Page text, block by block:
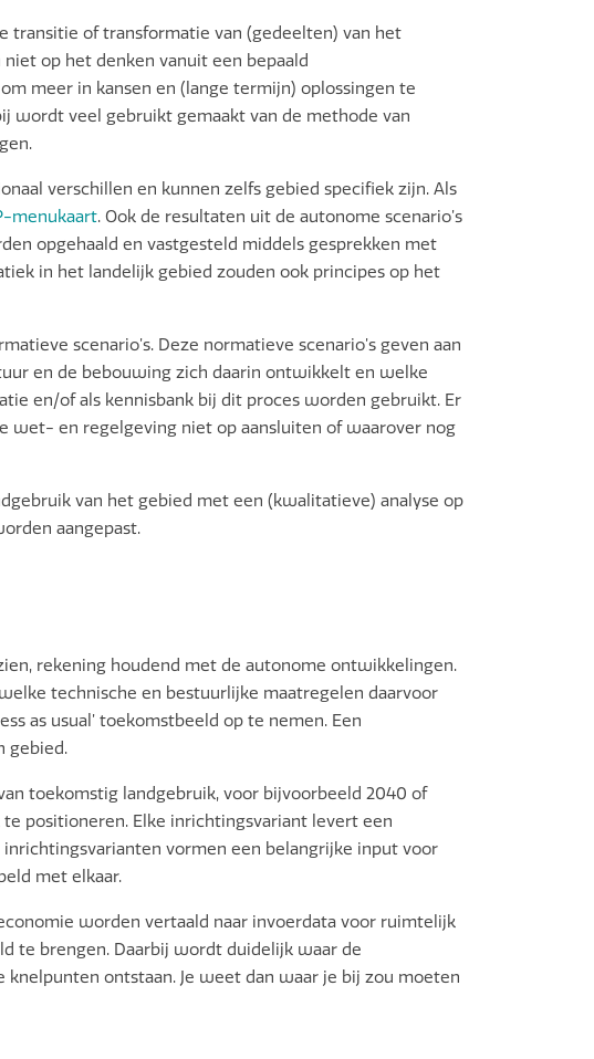
transitie of transformatie van (gedeelten) van het
op het denken vanuit een bepaald
meer in kansen en (lange termijn) oplossingen te
wordt veel gebruikt gemaakt van de methode van
verschillen en kunnen zelfs gebied specifiek zijn. Als
menukaart. Ook de resultaten uit de autonome scenario’s
opgehaald en vastgesteld middels gesprekken met
in het landelijk gebied zouden ook principes op het
scenario’s. Deze normatieve scenario’s geven aan
en de bebouwing zich daarin ontwikkelt en welke
en/of als kennisbank bij dit proces worden gebruikt. Er
wet- en regelgeving niet op aansluiten of waarover nog
van het gebied met een (kwalitatieve) analyse op
aangepast.
rekening houdend met de autonome ontwikkelingen.
technische en bestuurlijke maatregelen daarvoor
as usual’ toekomstbeeld op te nemen. Een
gebied.
toekomstig landgebruik, voor bijvoorbeeld 2040 of
positioneren. Elke inrichtingsvariant levert een
vormen een belangrijke input voor
met elkaar.
worden vertaald naar invoerdata voor ruimtelijk
te brengen. Daarbij wordt duidelijk waar de
ontstaan. Je weet dan waar je bij zou moeten